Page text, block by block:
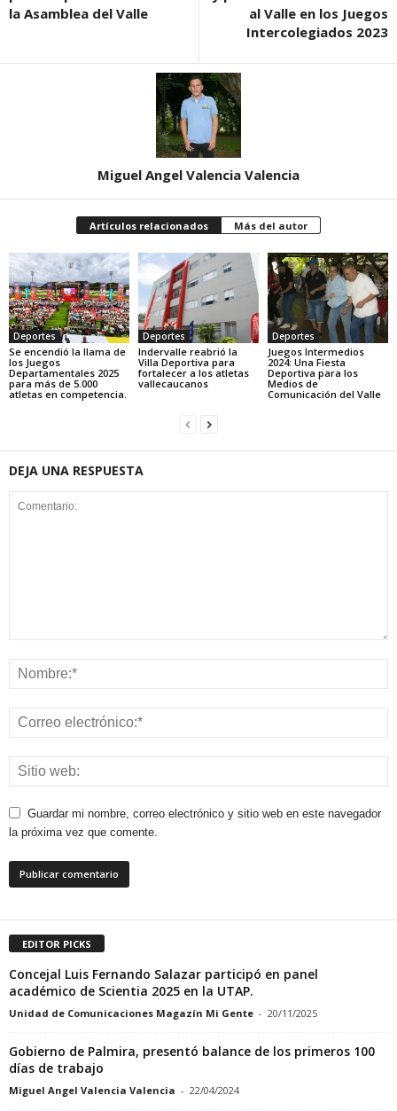
la Asamblea del Valle
al Valle en los Juegos
Intercolegiados 2023
Miguel Angel Valencia Valencia
Artículos relacionados Más del autor
Deportes
Se encendió la llama de
los Juegos
Departamentales 2025
para más de 5.000
atletas en competencia.
Deportes
Indervalle reabrió la
Villa Deportiva para
fortalecer a los atletas
vallecaucanos
Deportes
Juegos Intermedios
2024: Una Fiesta
Deportiva para los
Medios de
Comunicación del Valle
DEJA UNA RESPUESTA
Guardar mi nombre, correo electrónico y sitio web en este navegador
la próxima vez que comente.
EDITOR PICKS
Concejal Luis Fernando Salazar participó en panel
académico de Scientia 2025 en la UTAP.
Unidad de Comunicaciones Magazín Mi Gente - 20/11/2025
Gobierno de Palmira, presentó balance de los primeros 100
días de trabajo
Miguel Angel Valencia Valencia - 22/04/2024